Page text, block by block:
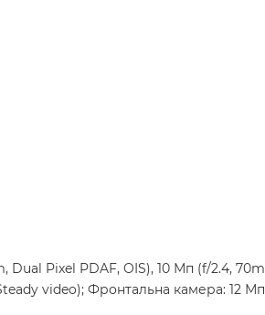
Dual Pixel PDAF, OIS), 10 Мп (f/2.4,
video); Фронтальна камера: 12